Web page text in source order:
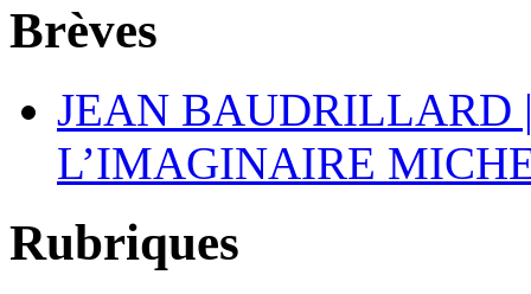
Brèves
JEAN BAUDRILLARD
L’IMAGINAIRE
Rubriques